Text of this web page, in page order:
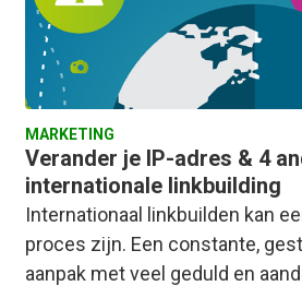
MARKETING
Verander je IP-adres & 4
internationale linkbuilding
Internationaal linkbuilden kan
proces zijn. Een constante,
aanpak met veel geduld en